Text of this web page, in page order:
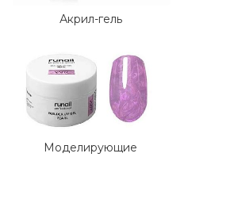
Акрил-гель
Моделирующие